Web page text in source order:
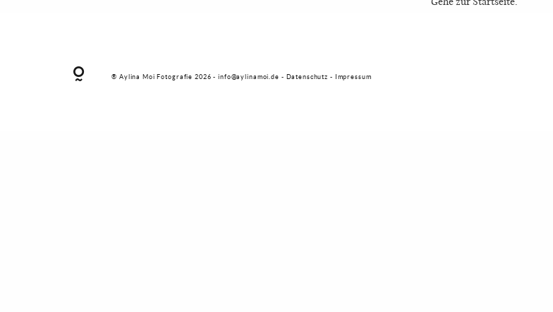
® Aylina Moi Fotografie 2026 -info@aylinamoi.de - Datenschutz - Impressum